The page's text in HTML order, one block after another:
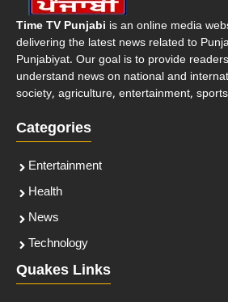
Time TV Punjabi is an online media
delivering the latest news related to
Punjabiyat. Our goal is to provide
understand news on national and
society, agriculture, entertainment,
Categories
Entertainment
Health
News
Technology
Quakes Links